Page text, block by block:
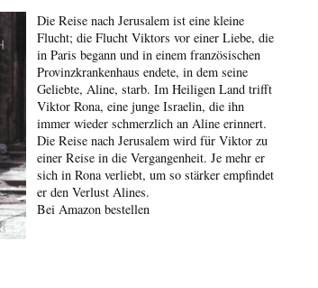
Die Reise nach Jerusalem ist eine kleine
Flucht; die Flucht Viktors vor einer Liebe, die
in Paris begann und in einem französischen
Provinzkrankenhaus endete, in dem seine
Geliebte, Aline, starb. Im Heiligen Land trifft
Viktor Rona, eine junge Israelin, die ihn
immer wieder schmerzlich an Aline erinnert.
Die Reise nach Jerusalem wird für Viktor zu
einer Reise in die Vergangenheit. Je mehr er
sich in Rona verliebt, um so stärker empfindet
er den Verlust Alines.
Bei Amazon bestellen